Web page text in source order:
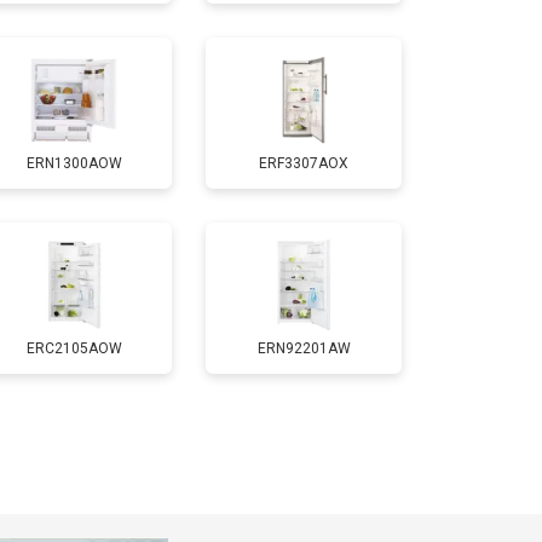
Заказать
2550 ₽ Заказать
1700 ₽ Заказать
4750 ₽ Заказать
3650 ₽
ERN1300AOW ERF3307AOX
ERC2105AOW ERN92201AW